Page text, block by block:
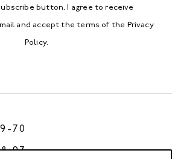
button, I agree to receive
and accept the terms of the Privacy
Policy.
70
97